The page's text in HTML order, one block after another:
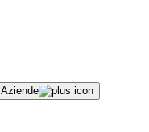
Aziende